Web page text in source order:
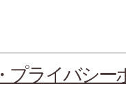
・プライバシー